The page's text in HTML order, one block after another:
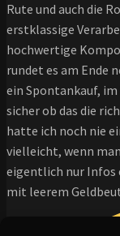
Rute und auch die
erstklassige
hochwertige
rundet es am Ende
ein Spontankauf,
sicher ob das die
hatte ich noch nie
vielleicht, wenn
eigentlich nur Infos
mit leerem